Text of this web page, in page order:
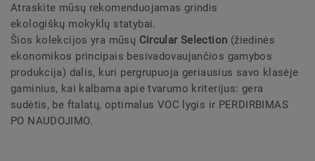
Atraskite mūsų rekomenduojamas grindis
ekologiškų mokyklų statybai.
Šios kolekcijos yra mūsų Circular Selection (žiedinės
ekonomikos principais besivadovaujančios gamybos
produkcija) dalis, kuri pergrupuoja geriausius savo klasėje
gaminius, kai kalbama apie tvarumo kriterijus: gera
sudėtis, be ftalatų, optimalus VOC lygis ir PERDIRBIMAS
PO NAUDOJIMO.